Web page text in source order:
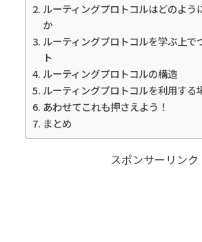
ルーティングプロトコルはどのよう
か
ルーティングプロトコルを学ぶ上で
ト
ルーティングプロトコルの構造
ルーティングプロトコルを利用する
あわせてこれも押さえよう！
まとめ
スポンサーリンク